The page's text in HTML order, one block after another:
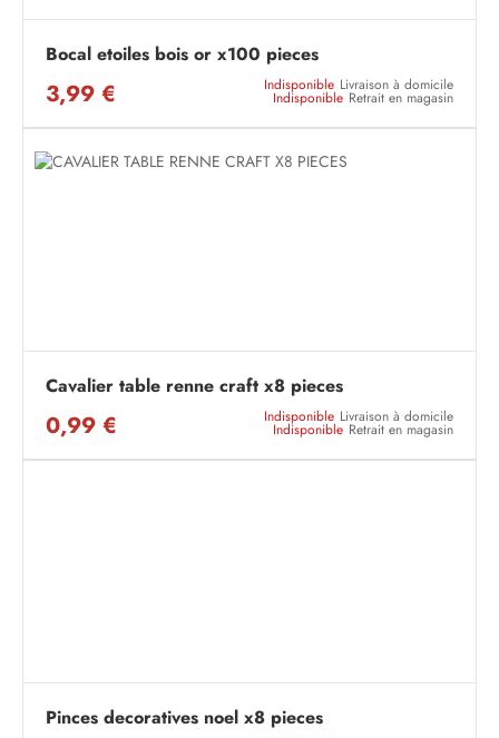
Bocal etoiles bois or x100 pieces
3,99 € Indisponible Livraison à domicile
Indisponible Retrait en magasin
Cavalier table renne craft x8 pieces
0,99 € Indisponible Livraison à domicile
Indisponible Retrait en magasin
Pinces decoratives noel x8 pieces